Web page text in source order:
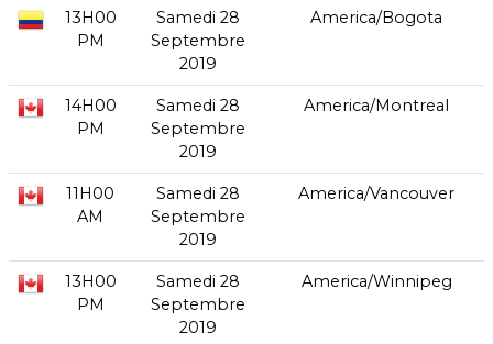
13H00
PM
Samedi 28
Septembre
2019
America/Bogota
14H00
PM
Samedi 28
Septembre
2019
America/Montreal
11H00
AM
Samedi 28
Septembre
2019
America/Vancouver
13H00
PM
Samedi 28
Septembre
2019
America/Winnipeg